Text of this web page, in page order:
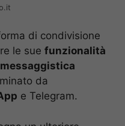
di condivisione
le sue funzionalità
messaggistica
da
e Telegram.